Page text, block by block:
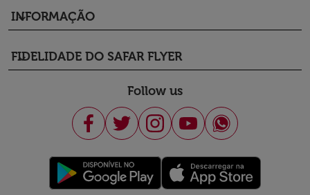
INFORMAÇÃO
keyboard_arrow_down
FIDELIDADE DO SAFAR FLYER
keyboard_arrow_down
Follow us